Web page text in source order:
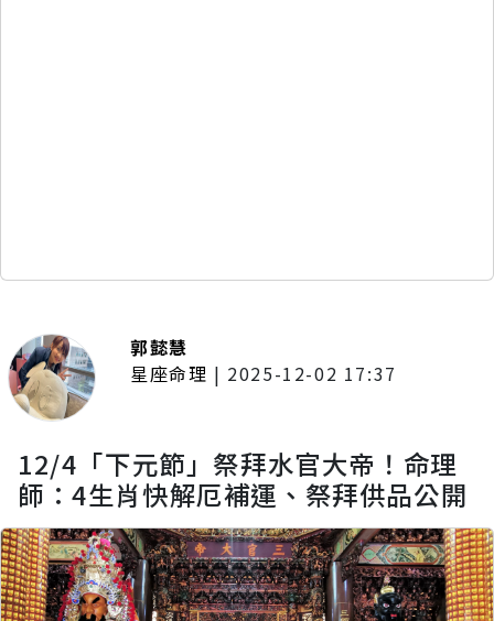
郭懿慧
星座命理 | 2025-12-02 17:37
12/4「下元節」祭拜水官大帝！命理
師：4生肖快解厄補運、祭拜供品公開